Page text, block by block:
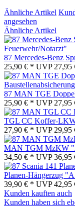
Ähnliche Artikel
angesehen
Ähnliche Artikel
87 Mercedes-Benz
25,90 € * UVP 27,95
87 MAN TGE
25,90 € * UVP 27,95
TGL CC Koffer-
27,90 € * UVP 29,95
MAN TGM MzKW
34,50 € * UVP36,95
Planen-Hängerzug
39,90 € * UVP42,95
Kunden kauften auch
Kunden haben sich